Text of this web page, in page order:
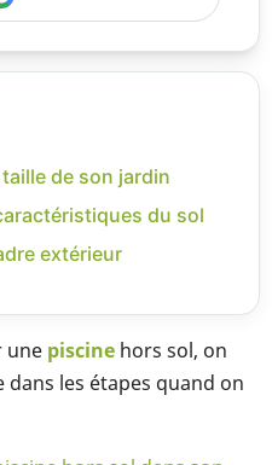
de son jardin
du sol
extérieur
une piscine hors sol, on
les étapes quand on